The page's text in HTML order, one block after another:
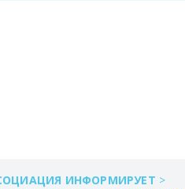
ИНФОРМИРУЕТ >